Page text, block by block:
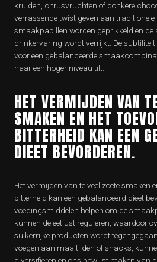
kruiden, citrusvruchten of donkere
verrassende twist geven aan
smaakpapillen worden geprikkeld en de
drinkervaring wordt verrijkt. De
voor een gebalanceerde
naar een hoger niveau tilt.
HET VERMIJDEN VAN
SMAKEN EN HET
BITTERHEID KAN EEN
DIEET BEVORDEREN.
Het vermijden van te veel zoete smaken
bitterheid kan een gebalanceerd dieet
voedingsmiddelen helpen om de
kunnen de eetlust reguleren, waardoor
suikerrijke producten wordt
voegen aan maaltijden of snacks,